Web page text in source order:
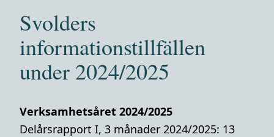
Svolders
informationstillfällen
under 2024/2025
Verksamhetsåret 2024/2025
Delårsrapport I, 3 månader 2024/2025: 13